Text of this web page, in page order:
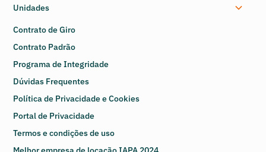
Unidades
Contrato de Giro
Contrato Padrão
Programa de Integridade
Dúvidas Frequentes
Política de Privacidade e Cookies
Portal de Privacidade
Termos e condições de uso